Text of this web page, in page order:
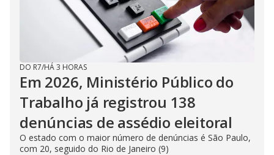
DO R7/HÁ 3 HORAS
Em 2026, Ministério Público do
Trabalho já registrou 138
denúncias de assédio eleitoral
O estado com o maior número de denúncias é São Paulo,
com 20, seguido do Rio de Janeiro (9)